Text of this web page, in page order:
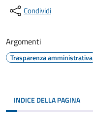
Condividi
Argomenti
Trasparenza amministrativa
INDICE DELLA PAGINA